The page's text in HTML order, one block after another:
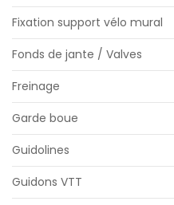
Fixation support vélo mural
Fonds de jante / Valves
Freinage
Garde boue
Guidolines
Guidons VTT